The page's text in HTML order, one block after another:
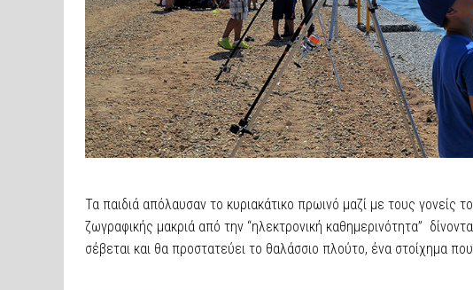
Τα παιδιά απόλαυσαν το κυριακάτικο πρωινό μαζί με τους
ζωγραφικής μακριά από την “ηλεκτρονική καθημερινότητα”
σέβεται και θα προστατεύει το θαλάσσιο πλούτο, ένα στοίχημα